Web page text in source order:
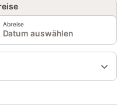
Abreise
Datum auswählen